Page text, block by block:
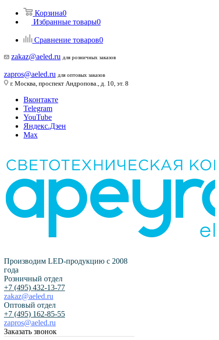
Корзина0
Избранные товары0
Сравнение товаров0
zakaz@aeled.ru для розничных заказов
zapros@aeled.ru для оптовых заказов
г. Москва, проспект Андропова., д. 10, эт. 8
Вконтакте
Telegram
YouTube
Яндекс.Дзен
Max
Производим LED-продукцию с 2008
года
Розничный отдел
+7 (495) 432-13-77
zakaz@aeled.ru
Оптовый отдел
+7 (495) 162-85-55
zapros@aeled.ru
Заказать звонок